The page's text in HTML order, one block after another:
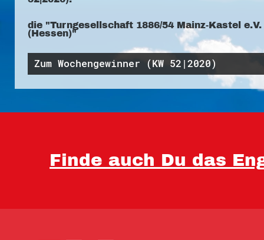
die "Turngesellschaft 1886/54 Mainz-Kastel e.V.
(Hessen)"
Zum Wochengewinner (KW 52|2020)
Finde auch Du das